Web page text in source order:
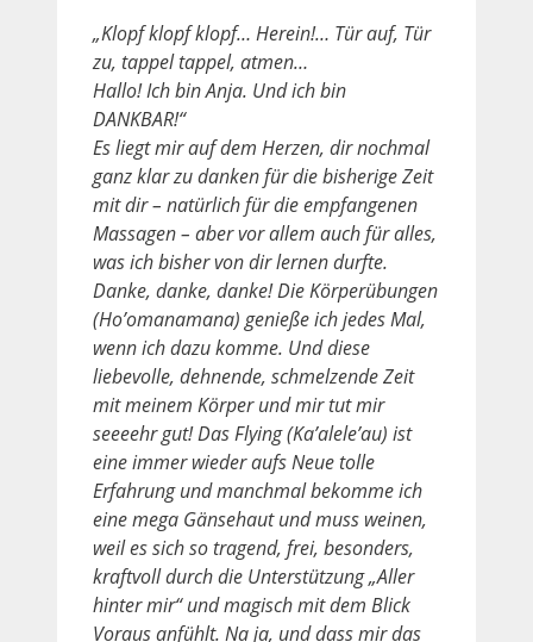
„Klopf klopf klopf… Herein!… Tür auf, Tür
zu, tappel tappel, atmen…
Hallo! Ich bin Anja. Und ich bin
DANKBAR!“
Es liegt mir auf dem Herzen, dir nochmal
ganz klar zu danken für die bisherige Zeit
mit dir – natürlich für die empfangenen
Massagen – aber vor allem auch für alles,
was ich bisher von dir lernen durfte.
Danke, danke, danke! Die Körperübungen
(Ho’omanamana) genieße ich jedes Mal,
wenn ich dazu komme. Und diese
liebevolle, dehnende, schmelzende Zeit
mit meinem Körper und mir tut mir
seeeehr gut! Das Flying (Ka’alele’au) ist
eine immer wieder aufs Neue tolle
Erfahrung und manchmal bekomme ich
eine mega Gänsehaut und muss weinen,
weil es sich so tragend, frei, besonders,
kraftvoll durch die Unterstützung „Aller
hinter mir“ und magisch mit dem Blick
Voraus anfühlt. Na ja, und dass mir das